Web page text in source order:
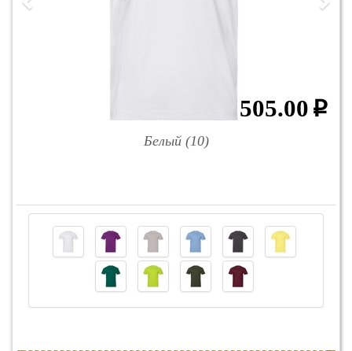
Белый (10)
505.00 p